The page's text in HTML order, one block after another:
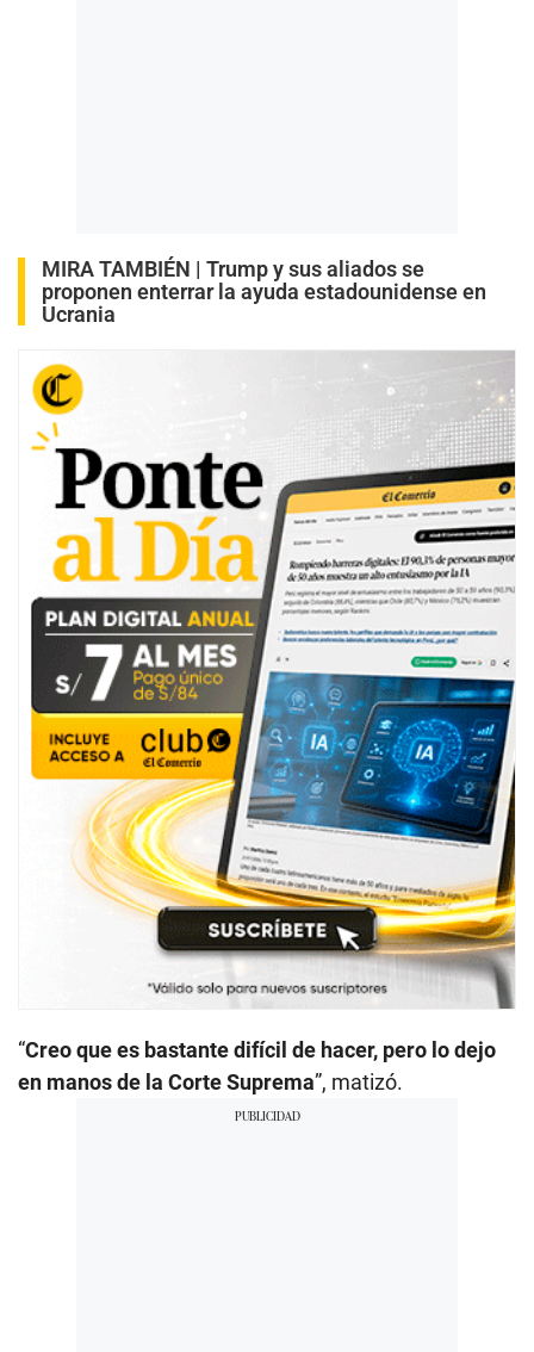
MIRA TAMBIÉN | Trump y sus aliados se
proponen enterrar la ayuda estadounidense en
Ucrania
“Creo que es bastante difícil de hacer, pero lo dejo
en manos de la Corte Suprema”, matizó.